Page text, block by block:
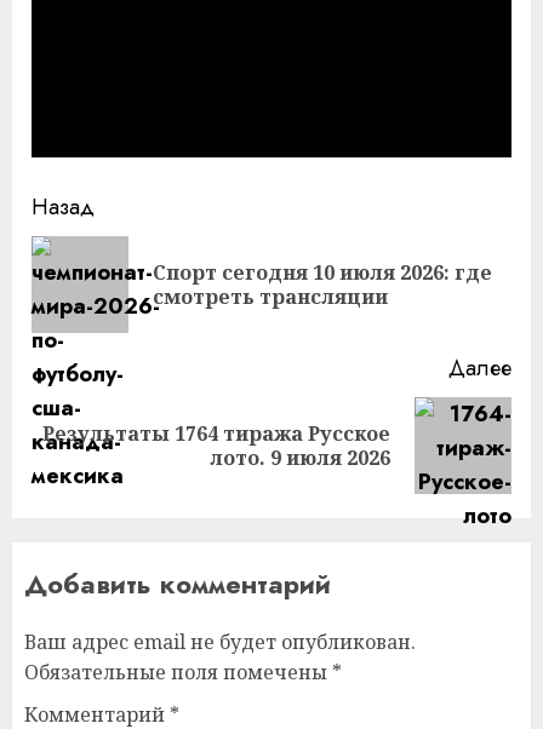
Продолжить
чтение
Назад
Спорт сегодня 10 июля 2026: где
смотреть трансляции
Далее
Следующая
запись:
Результаты 1764 тиража Русское
лото. 9 июля 2026
Добавить комментарий
Ваш адрес email не будет опубликован.
Обязательные поля помечены *
Комментарий *